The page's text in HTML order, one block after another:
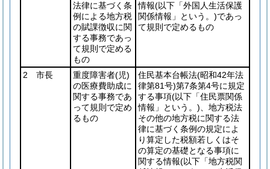
法律に基づく条
例による地方税
の賦課徴収に関
する事務であっ
て規則で定める
もの
情報(以下「外国人生活保護
関係情報」という。)であっ
て規則で定めるもの
2 市長 重度障害者(児)
の医療費助成に
関する事務であ
って規則で定め
るもの
住民基本台帳法(昭和42年法
律第81号)第7条第4号に規定
する事項(以下「住民票関係
情報」という。) 、地方税法
その他の地方税に関する法
律に基づく条例の規定によ
り算定した税額若しくはそ
の算定の基礎となる事項に
関する情報(以下「地方税関